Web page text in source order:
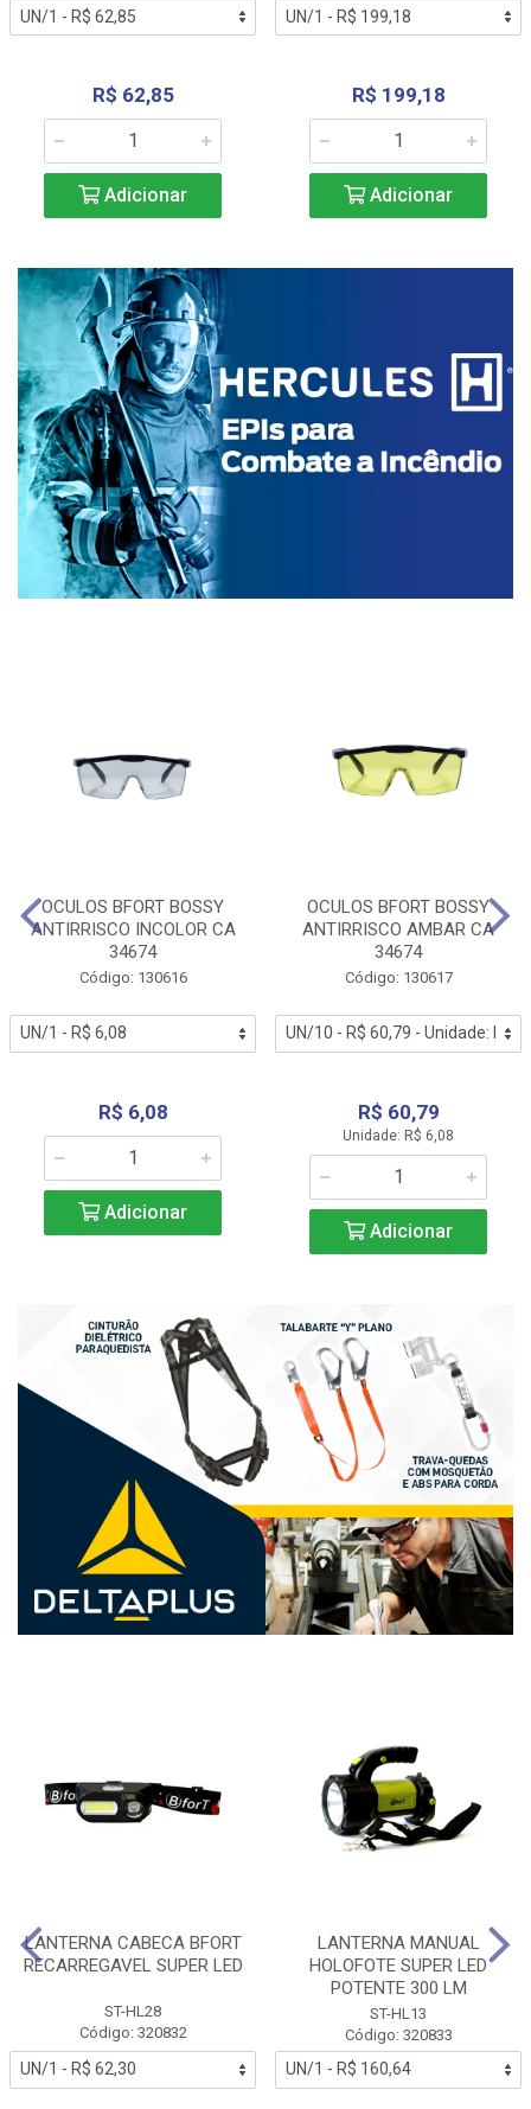
R$ 62,85
Adicionar
R$ 199,18
Adicionar
OCULOS BFORT BOSSY
ANTIRRISCO INCOLOR CA
34674
Código: 130616
R$ 6,08
Adicionar
OCULOS BFORT BOSSY
ANTIRRISCO AMBAR CA
34674
Código: 130617
R$ 60,79
Unidade: R$ 6,08
Adicionar
LANTERNA CABECA BFORT
RECARREGAVEL SUPER LED
ST-HL28
Código: 320832
LANTERNA MANUAL
HOLOFOTE SUPER LED
POTENTE 300 LM
ST-HL13
Código: 320833